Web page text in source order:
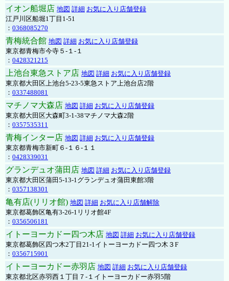
イオン船堀店 地図 詳細 お気に入り店舗登録
江戸川区船堀1丁目1-51
： 0368085270
青梅統合館 地図 詳細 お気に入り店舗登録
東京都青梅市今寺５-１-１
： 0428321215
上池台東急ストア店 地図 詳細 お気に入り店舗登録
東京都大田区上池台5-23-5東急ストア上池台店2階
： 0337488081
マチノマ大森店 地図 詳細 お気に入り店舗登録
東京都大田区大森町3-1-38マチノマ大森2階
： 0357535311
青梅インター店 地図 詳細 お気に入り店舗登録
東京都青梅市新町６-１６-１１
： 0428339031
グランデュオ蒲田店 地図 詳細 お気に入り店舗登録
東京都大田区蒲田5-13-1グランデュオ蒲田東館3階
： 0357138301
亀有店(リリオ館) 地図 詳細 お気に入り店舗解除
東京都葛飾区亀有3-26-1リリオ館4F
： 0356506181
イトーヨーカドー四つ木店 地図 詳細 お気に入り店舗登録
東京都葛飾区四つ木2丁目21-1イトーヨーカドー四つ木３F
： 0356715901
イトーヨーカドー赤羽店 地図 詳細 お気に入り店舗登録
東京都北区赤羽西１丁目７-１イトーヨーカドー赤羽5階